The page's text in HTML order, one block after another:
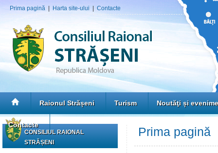
Prima pagină Harta site-ului Contacte
Raionul Strășeni Turism Noutăţi și
Contacte
CONSILIUL RAIONAL
STRĂȘENI
Prima pagină